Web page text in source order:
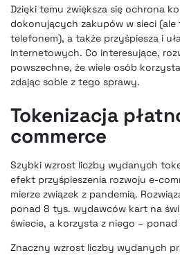
Dzięki temu zwiększa się ochrona
dokonujących zakupów w sieci (ale
telefonem), a także przyśpiesza i
internetowych. Co interesujące,
powszechne, że wiele osób
zdając sobie z tego sprawy.
Tokenizacja
commerce
Szybki wzrost liczby wydanych
efekt przyśpieszenia rozwoju e-
mierze związek z pandemią.
ponad 8 tys. wydawców kart na
świecie, a korzysta z niego –
Znaczny wzrost liczby wydanych